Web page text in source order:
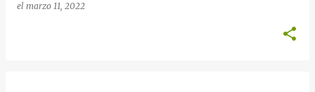
el marzo 11, 2022